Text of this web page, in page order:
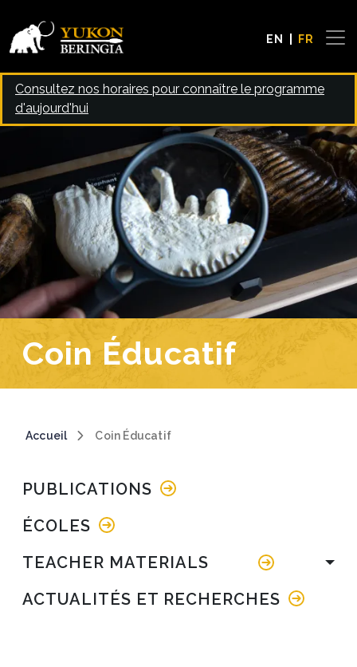
EN FR
Consultez nos horaires pour connaître le programme
d'aujourd'hui
Coin Éducatif
Breadcrumb
Accueil Coin Éducatif
Main navigation
PUBLICATIONS
ÉCOLES
TEACHER MATERIALS
ACTUALITÉS ET RECHERCHES